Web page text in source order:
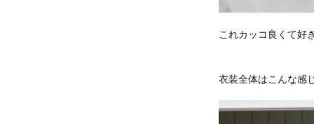
これカッコ良くて好
衣装全体はこんな感